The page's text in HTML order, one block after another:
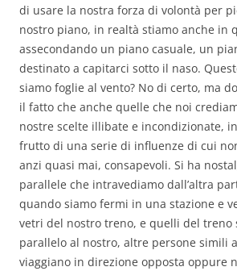
di usare la nostra forza di volontà per
nostro piano, in realtà stiamo anche in
assecondando un piano casuale, un
destinato a capitarci sotto il naso.
siamo foglie al vento? No di certo, ma
il fatto che anche quelle che noi
nostre scelte illibate e incondizionate,
frutto di una serie di influenze di cui
anzi quasi mai, consapevoli. Si ha
parallele che intravediamo dall’altra
quando siamo fermi in una stazione e
vetri del nostro treno, e quelli del treno
parallelo al nostro, altre persone simili
viaggiano in direzione opposta oppure